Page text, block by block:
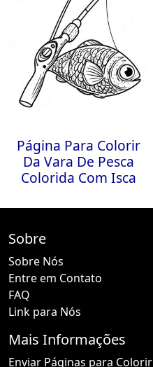
Página Para Colorir
Da Vara De Pesca
Colorida Com Isca
Sobre
Sobre Nós
Entre em Contato
FAQ
Link para Nós
Mais Informações
Enviar Páginas para Colorir